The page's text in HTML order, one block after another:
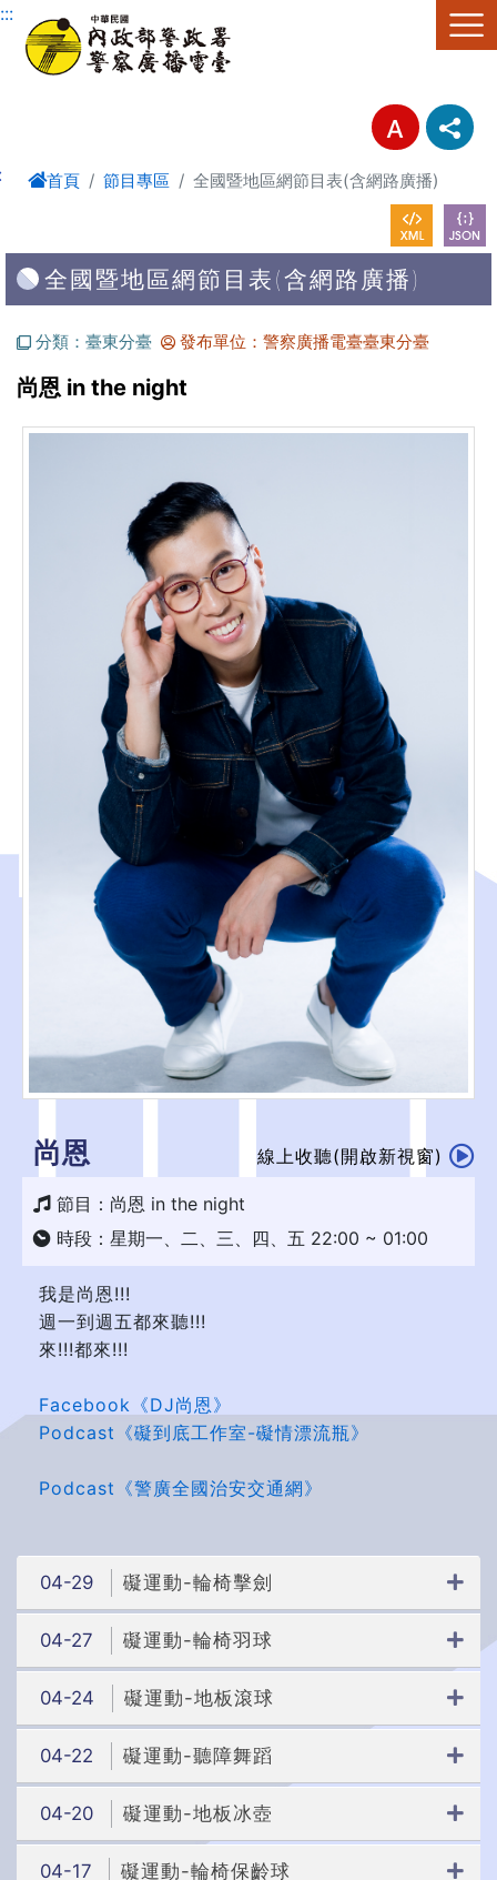
進入內容區塊
:::
首頁 節目專區 全國暨地區網節目表(含網路廣播)
全國暨地區網節目表(含網路廣播)
分類：臺東分臺 發布單位：警察廣播電臺臺東分臺
尚恩 in the night
尚恩 線上收聽(開啟新視窗)
節目：尚恩 in the night
時段：星期一、二、三、四、五 22:00 ~ 01:00
我是尚恩!!!
週一到週五都來聽!!!
來!!!都來!!!
Facebook《DJ尚恩》
Podcast《礙到底工作室-礙情漂流瓶》
Podcast《警廣全國治安交通網》
04-29 礙運動-輪椅擊劍
04-27 礙運動-輪椅羽球
04-24 礙運動-地板滾球
04-22 礙運動-聽障舞蹈
04-20 礙運動-地板冰壺
04-17 礙運動-輪椅保齡球